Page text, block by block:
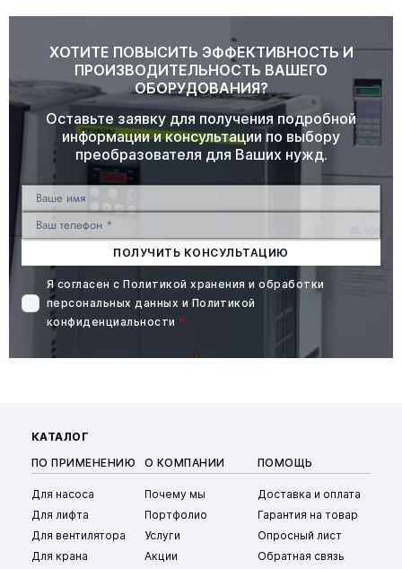
ХОТИТЕ ПОВЫСИТЬ ЭФФЕКТИВНОСТЬ И
ПРОИЗВОДИТЕЛЬНОСТЬ ВАШЕГО
ОБОРУДОВАНИЯ?
Оставьте заявку для получения подробной
информации и консультации по выбору
преобразователя для Ваших нужд.
ПОЛУЧИТЬ КОНСУЛЬТАЦИЮ
Я согласен сПолитикой хранения и обработки
персональных данных и Политикой
конфиденциальности *
КАТАЛОГ
ПО ПРИМЕНЕНИЮ
Для насоса
Для лифта
Для вентилятора
Для крана
О КОМПАНИИ
Почему мы
Портфолио
Услуги
Акции
ПОМОЩЬ
Доставка и оплата
Гарантия на товар
Опросный лист
Обратная связь